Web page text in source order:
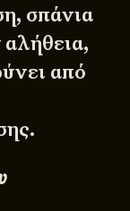
σπάνια
από